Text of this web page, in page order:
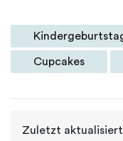
Cupcakes
Zuletzt